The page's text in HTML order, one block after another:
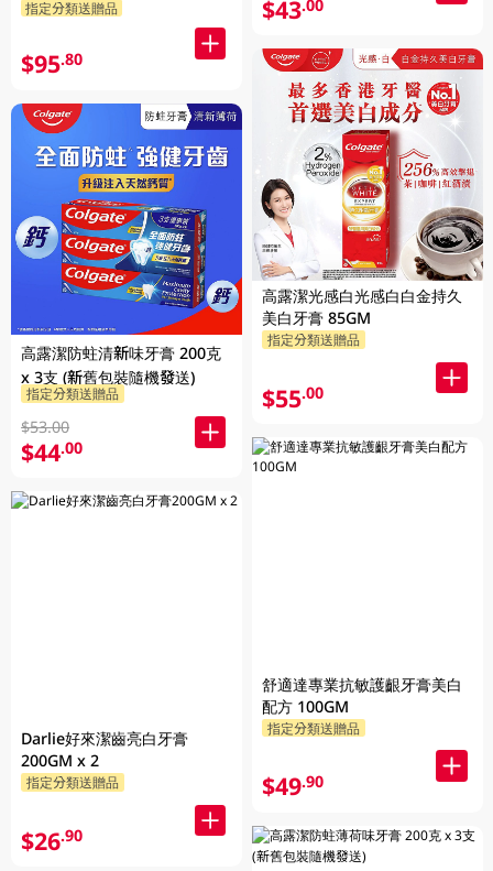
指定分類送贈品
$95.80
高露潔防蛀清新味牙膏 200克
x 3支 (新舊包裝隨機發送)
指定分類送贈品
$53.00
$44.00
Darlie好來潔齒亮白牙膏
200GM x 2
指定分類送贈品
$26.90
$43.00
高露潔光感白光感白白金持久
美白牙膏 85GM
指定分類送贈品
$55.00
舒適達專業抗敏護齦牙膏美白
配方 100GM
指定分類送贈品
$49.90